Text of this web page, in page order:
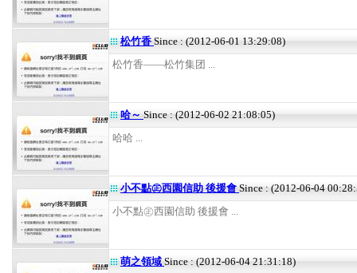
松竹香Since : (2012-06-01 13:29:08)
松竹香——松竹集团 ...
哈～ Since : (2012-06-02 21:08:05)
哈哈 ...
小不點㊣西園信助 後援會 Since : (2012-06-04
小不點㊣西園信助 後援會 ...
萌之領域 Since : (2012-06-04 21:31:18)